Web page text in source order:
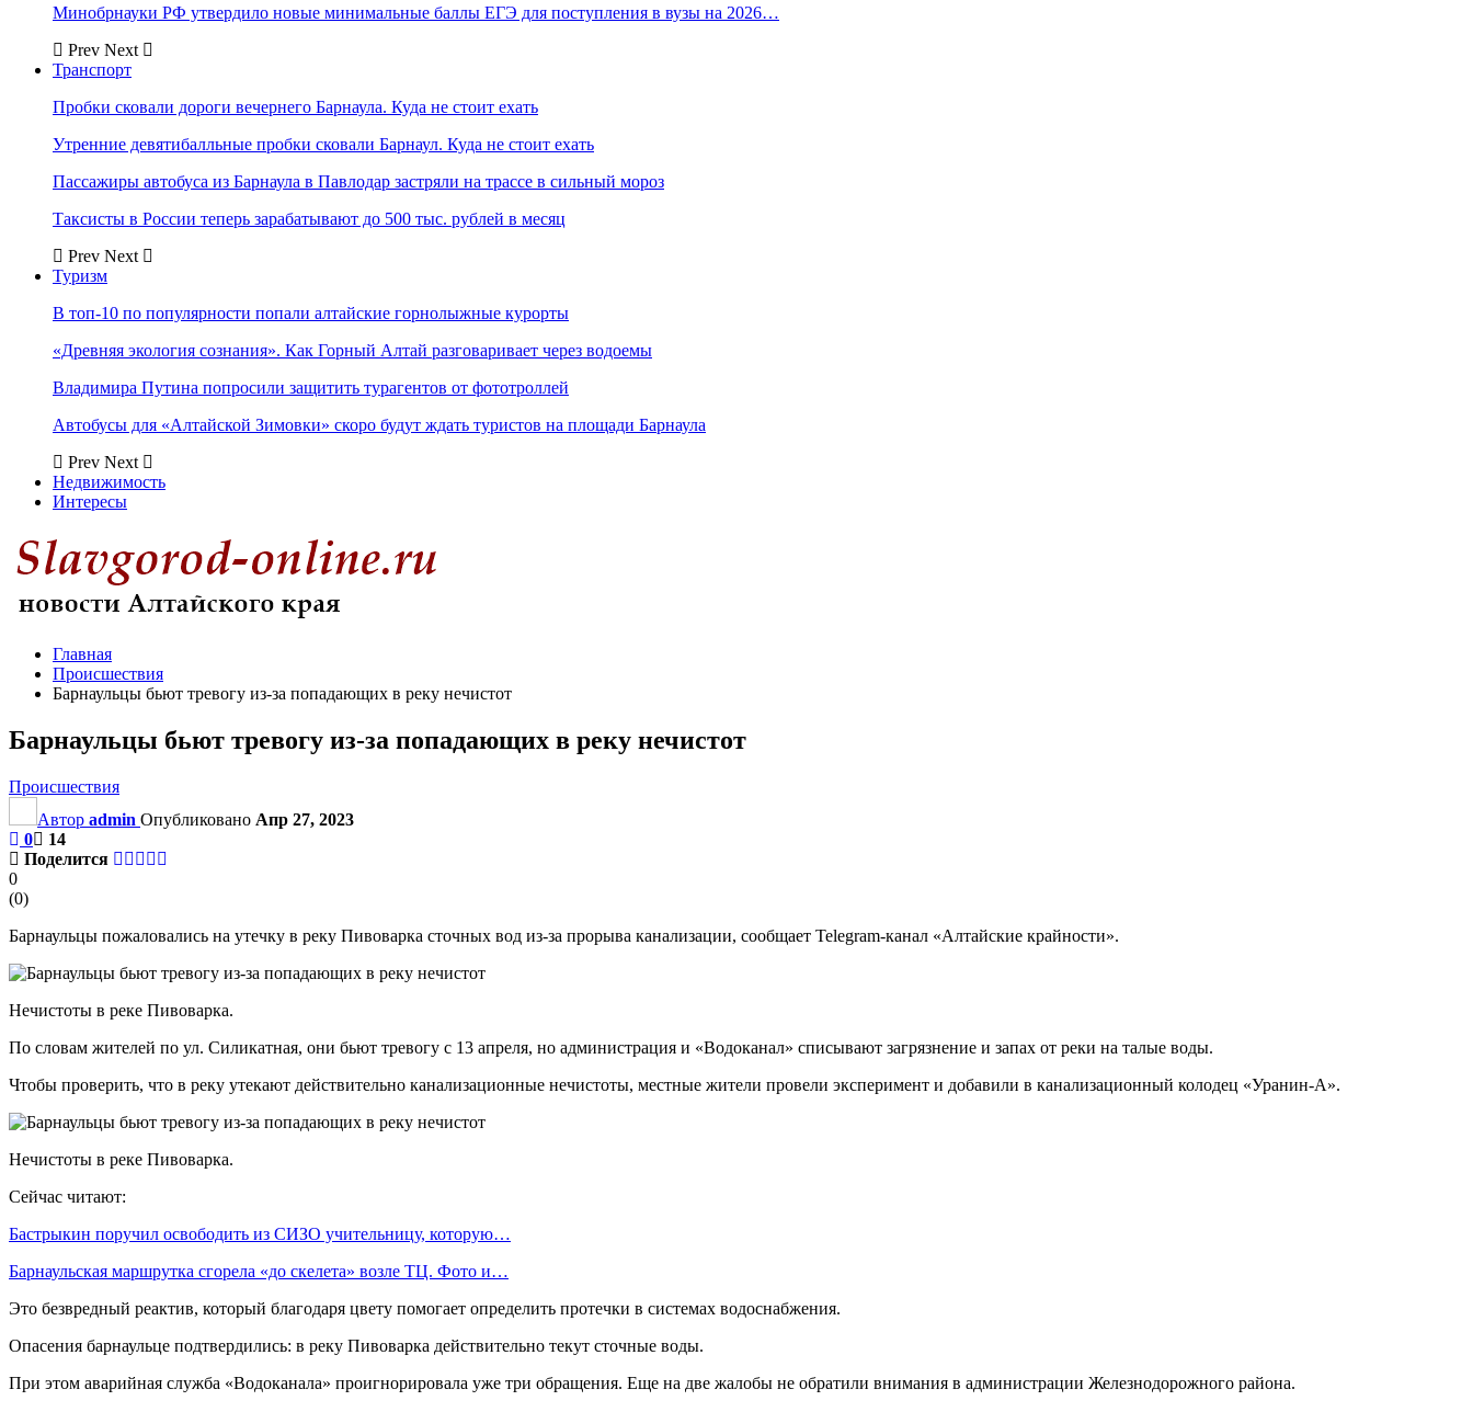
Минобрнауки РФ утвердило новые минимальные баллы ЕГЭ для поступления в вузы на 2026…
Prev Next
Транспорт
Пробки сковали дороги вечернего Барнаула. Куда не стоит ехать
Утренние девятибалльные пробки сковали Барнаул. Куда не стоит ехать
Пассажиры автобуса из Барнаула в Павлодар застряли на трассе в сильный мороз
Таксисты в России теперь зарабатывают до 500 тыс. рублей в месяц
Prev Next
Туризм
В топ-10 по популярности попали алтайские горнолыжные курорты
«Древняя экология сознания». Как Горный Алтай разговаривает через водоемы
Владимира Путина попросили защитить турагентов от фототроллей
Автобусы для «Алтайской Зимовки» скоро будут ждать туристов на площади Барнаула
Prev Next
Недвижимость
Интересы
Главная
Происшествия
Барнаульцы бьют тревогу из-за попадающих в реку нечистот
Барнаульцы бьют тревогу из-за попадающих в реку нечистот
Происшествия
Автор admin Опубликовано Апр 27, 2023
0
14
Поделится
0
(0)
Барнаульцы пожаловались на утечку в реку Пивоварка сточных вод из-за прорыва канализации, сообщает Telegram-канал «Алтайские крайности».
Нечистоты в реке Пивоварка.
По словам жителей по ул. Силикатная, они бьют тревогу с 13 апреля, но администрация и «Водоканал» списывают загрязнение и запах от реки на талые воды.
Чтобы проверить, что в реку утекают действительно канализационные нечистоты, местные жители провели эксперимент и добавили в канализационный колодец «Уранин-А».
Нечистоты в реке Пивоварка.
Сейчас читают:
Бастрыкин поручил освободить из СИЗО учительницу, которую…
Барнаульская маршрутка сгорела «до скелета» возле ТЦ. Фото и…
Это безвредный реактив, который благодаря цвету помогает определить протечки в системах водоснабжения.
Опасения барнаульце подтвердились: в реку Пивоварка действительно текут сточные воды.
При этом аварийная служба «Водоканала» проигнорировала уже три обращения. Еще на две жалобы не обратили внимания в администрации Железнодорожного района.